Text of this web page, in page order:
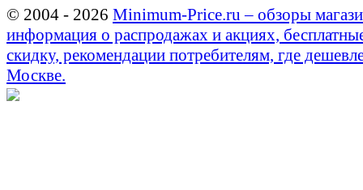
© 2004 - 2026 Minimum-Price.ru – обзоры
информация о распродажах и акциях,
скидку, рекомендации потребителям, где
Москве.